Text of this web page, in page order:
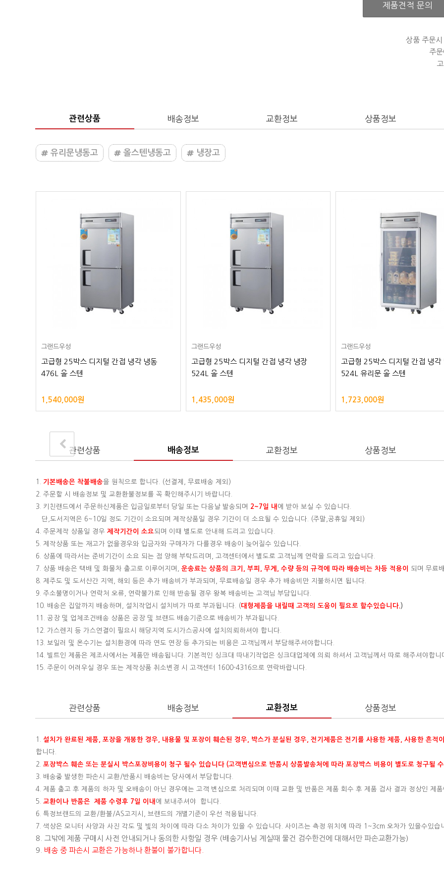
제품견적 문의
상품 주문
주
관련상품 배송정보 교환정보 상품정보
유리문냉동고 올스텐냉동고 냉장고
그랜드우성
고급형 25박스 디지털 간접 냉각 냉동
476L 올 스텐
1,540,000원
그랜드우성
고급형 25박스 디지털 간접 냉각 냉장
524L 올 스텐
1,435,000원
그랜드우성
고급형 25박스 디지털 간접 냉각
524L 유리문 올 스텐
1,723,000원
관련상품 배송정보 교환정보 상품정보
1. 기본배송은 착불배송을 원칙으로 합니다. (선결제, 무료배송 제외)
2. 주문할 시 배송정보 및 교환환불정보를 꼭 확인해주시기 바랍니다.
3. 키친랜드에서 주문하신제품은 입금일로부터 당일 또는 다음날 발송되며
2~7일 내 에 받아 보실 수 있습니다.
단,도서지역은 6~10일 정도 기간이 소요되며 제작상품일 경우 기간이 더 소요될 수 있습니다. (주말,공휴일 제외)
4. 주문제작 상품일 경우 제작기간이 소요 되며 이때 별도로 안내해 드리고 있습니다.
5. 제작상품 또는 재고가 없을경우와 입금자와 구매자가 다를경우 배송이 늦어질수 있습니다.
6. 상품에 따라서는 준비기간이 소요 되는 점 양해 부탁드리며, 고객센터에서 별도로 고객님께 연락을 드리고 있습니다.
7. 상품 배송은 택배 및 화물차 출고로 이루어지며, 운송료는 상품의 크기, 부피, 무게, 수량 등의 규격에 따라 배송비는 차등 적용이
되며 무료
8. 제주도 및 도서산간 지역, 해외 등은 추가 배송비가 부과되며, 무료배송일 경우 추가 배송비만 지불하시면 됩니다.
9. 주소불명이거나 연락처 오류, 연락불가로 인해 반송될 경우 왕복 배송비는 고객님 부담입니다.
10. 배송은 집앞까지 배송하며, 설치작업시 설치비가 따로 부과됩니다. (대형제품을 내릴때 고객의 도움이 필요로 할수있습니다. )
11. 공장 및 업체조건배송 상품은 공장 및 브랜드 배송기준으로 배송비가 부과됩니다.
12. 가스렌지 등 가스연결이 필요시 해당지역 도시가스공사에 설치의뢰하셔야 합니다.
13. 보일러 및 온수기는 설치환경에 따라 연도 연장 등 추가되는 비용은 고객님께서 부담해주셔야합니다.
14. 빌트인 제품은 제조사에서는 제품만 배송됩니다. 기본적인 싱크대 따내기작업은 싱크대업체에 의뢰 하셔서 고객님께서 따로 해주셔야합니
15. 주문이 어려우실 경우 또는 제작상품 취소변경 시 고객센터 1600-4316으로 연락바랍니다.
관련상품 배송정보 교환정보 상품정보
1. 설치가 완료된 제품, 포장을 개봉한 경우, 내용물 및 포장이 훼손된 경우, 박스가 분실된 경우, 전기제품은 전기를 사용한 제품, 사용한 흔적
합니다.
2. 포장박스 훼손 또는 분실시 박스포장비용이 청구 될수 있습니다 (고객변심으로 반품시 상품발송처에 따라 포장박스 비용이 별도로 청구될
3. 배송중 발생한 파손시 교환/반품시 배송비는 당사에서 부담합니다.
4. 제품 출고 후 제품의 하자 및 오배송이 아닌 경우에는 고객 변심으로 처리되며 이때 교환 및 반품은 제품 회수 후 제품 검사 결과 정상인 제
5. 교환이나 반품은 제품 수령후 7일 이내 에 보내주셔야 합니다.
6. 특정브랜드의 교환/환불/AS고지시, 브랜드의 개별기준이 우선 적용됩니다.
7. 색상은 모니터 사양과 사진 각도 및 빛의 차이에 따라 다소 차이가 있을 수 있습니다. 사이즈는 측정 위치에 따라 1~3cm 오차가 있을수있습
8. 그밖에 제품 구매시 사전 안내되거나 동의한 사항일 경우 (배송기사님 계실때 물건 검수한건에 대해서만 파손교환가능)
9. 배송 중 파손시 교환은 가능하나 환불이 불가합니다.